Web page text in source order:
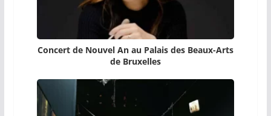
Concert de Nouvel An au Palais des Beaux-Arts
de Bruxelles